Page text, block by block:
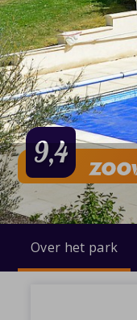
9,4
Over het park